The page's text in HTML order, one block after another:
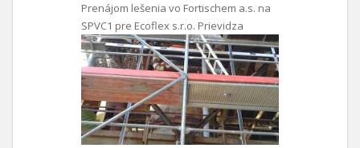
Prenájom lešenia vo Fortischem a.s. na
SPVC1 pre Ecoflex s.r.o. Prievidza